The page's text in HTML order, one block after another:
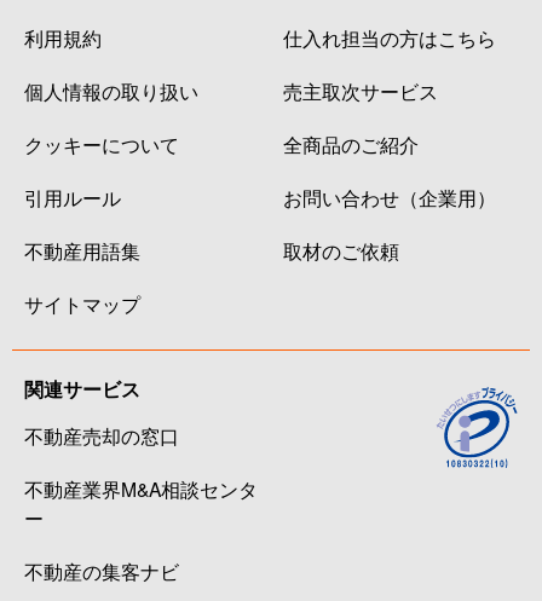
利用規約
個人情報の取り扱い
クッキーについて
引用ルール
不動産用語集
サイトマップ
仕入れ担当の方はこちら
売主取次サービス
全商品のご紹介
お問い合わせ（企業用）
取材のご依頼
関連サービス
不動産売却の窓口
不動産業界M&A相談センタ
ー
不動産の集客ナビ